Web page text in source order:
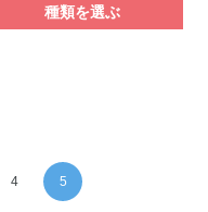
種類を選ぶ
4 5